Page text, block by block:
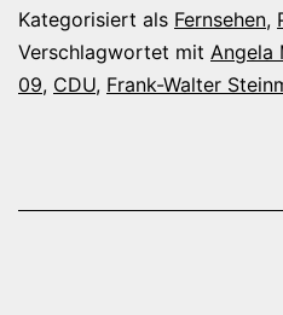
Kategorisiert als Fernsehen,
Verschlagwortet mit Angela
09, CDU, Frank-Walter